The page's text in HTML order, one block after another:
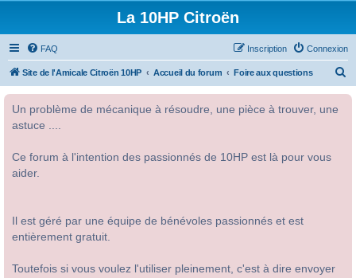
La 10HP Citroën
FAQ Connexion
Inscription
Site de l'Amicale Citroën 10HP Accueil du forum Foire aux questions
Un problème de mécanique à résoudre, une pièce à trouver, une
astuce ....
Ce forum à l'intention des passionnés de 10HP est là pour vous
aider.
Il est géré par une équipe de bénévoles passionnés et est
entièrement gratuit.
Toutefois si vous voulez l'utiliser pleinement, c'est à dire envoyer